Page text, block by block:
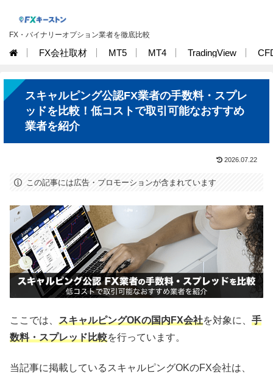
FX・バイナリーオプション業者を徹底比較
FX会社取材 MT5 MT4 TradingView
スキャルピング公認FX業者の手数料・スプレ
ッドを比較！低コストで取引可能なおすすめ
業者を紹介
2026.07.22
この記事には広告・プロモーションが含まれています
ここでは、 スキャルピングOKの国内FX会社を対象に、 手
数料・スプレッド比較を行っています。
当記事に掲載しているスキャルピングOKのFX会社は、